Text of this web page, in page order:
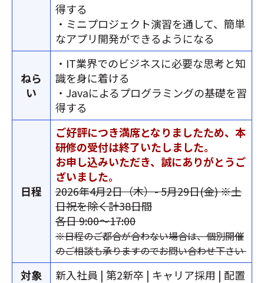
得する
・ミニプロジェクト演習を通して、簡単
なアプリ開発ができるようになる
ねら
い
・IT業界でのビジネスに必要な思考と知
識を身に着ける
・Javaによるプログラミングの基礎を習
得する
日程
ご好評につき満席となりましたため、本
研修の受付は終了いたしました。
お申し込みいただき、誠にありがとうご
ざいました。
2026年4月2日（木）- 5月29日(金) ※土
日祝を除く計38日間
各日 9:00～17:00
※日程のご都合が合わない場合は、個別開催
のご相談も承りますのでお問い合わせ下さい
対象
新入社員 | 第2新卒 | キャリア採用 | 配置